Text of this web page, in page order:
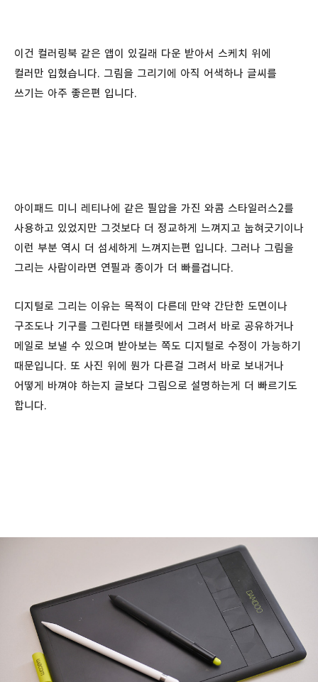
이건 컬러링북 같은 앱이 있길래 다운 받아서 스케치 위에
컬러만 입혔습니다. 그림을 그리기에 아직 어색하나 글씨를
쓰기는 아주 좋은편 입니다.
아이패드 미니 레티나에 같은 필압을 가진 와콤 스타일러스2를
사용하고 있었지만 그것보다 더 정교하게 느껴지고 눕혀긋기이나
이런 부분 역시 더 섬세하게 느껴지는편 입니다. 그러나 그림을
그리는 사람이라면 연필과 종이가 더 빠를겁니다.
디지털로 그리는 이유는 목적이 다른데 만약 간단한 도면이나
구조도나 기구를 그린다면 태블릿에서 그려서 바로 공유하거나
메일로 보낼 수 있으며 받아보는 쪽도 디지털로 수정이 가능하기
때문입니다. 또 사진 위에 뭔가 다른걸 그려서 바로 보내거나
어떻게 바껴야 하는지 글보다 그림으로 설명하는게 더 빠르기도
합니다.